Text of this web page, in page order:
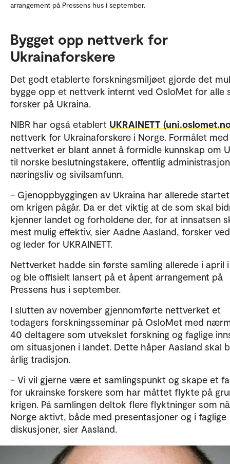
arrangement på Pressens hus i september.
Bygget opp nettverk for
Ukrainaforskere
Det godt etablerte forskningsmiljøet gjorde det
bygge opp et nettverk internt ved OsloMet for alle
forsker på Ukraina.
NIBR har også etablert UKRAINETT
nettverk for Ukrainaforskere i Norge. Formålet med
nettverket er blant annet å formidle kunnskap om
til norske beslutningstakere, offentlig
næringsliv og sivilsamfunn.
– Gjenoppbyggingen av Ukraina har allerede
om krigen pågår. Da er det viktig at de som skal
kjenner landet og forholdene der, for at innsatsen
mest mulig effektiv, sier Aadne Aasland, forsker ved
og leder for UKRAINETT.
Nettverket hadde sin første samling allerede i april
og ble offisielt lansert på et åpent arrangement på
Pressens hus i september.
I slutten av november gjennomførte nettverket et
todagers forskningsseminar på OsloMet med
40 deltagere som utvekslet forskning og faglige
om situasjonen i landet. Dette håper Aasland skal
årlig tradisjon.
– Vi vil gjerne være et samlingspunkt og skape et
for ukrainske forskere som har måttet flykte på
krigen. På samlingen deltok flere flyktninger som
Norge aktivt, både med presentasjoner og i faglige
diskusjoner, sier Aasland.